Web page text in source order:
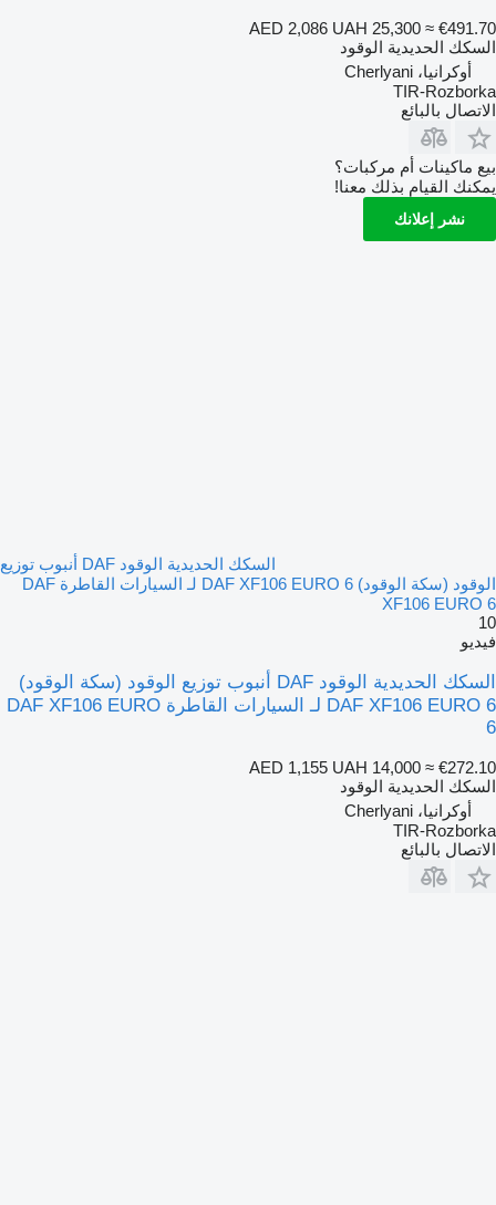
AED 2,086 UAH 25,300 ≈ €491.70
السكك الحديدية الوقود
أوكرانيا، Cherlyani
TIR-Rozborka
الاتصال بالبائع
بيع ماكينات أم مركبات؟
يمكنك القيام بذلك معنا!
نشر إعلانك
السكك الحديدية الوقود DAF أنبوب توزيع
الوقود (سكة الوقود) DAF XF106 EURO 6 لـ السيارات القاطرة DAF
XF106 EURO 6
10
فيديو
السكك الحديدية الوقود DAF أنبوب توزيع الوقود (سكة الوقود)
DAF XF106 EURO 6 لـ السيارات القاطرة DAF XF106 EURO
6
AED 1,155 UAH 14,000 ≈ €272.10
السكك الحديدية الوقود
أوكرانيا، Cherlyani
TIR-Rozborka
الاتصال بالبائع